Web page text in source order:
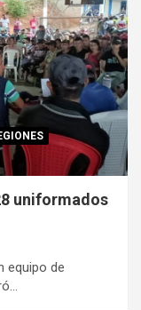
uniformados
equipo de